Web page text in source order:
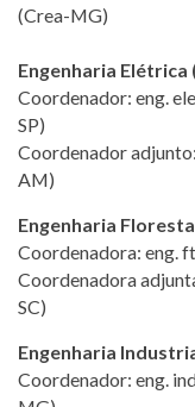
(Crea-MG)
Engenharia Elétrica
Coordenador: eng.
SP)
Coordenador
AM)
Engenharia
Coordenadora: eng.
Coordenadora
SC)
Engenharia
Coordenador: eng.